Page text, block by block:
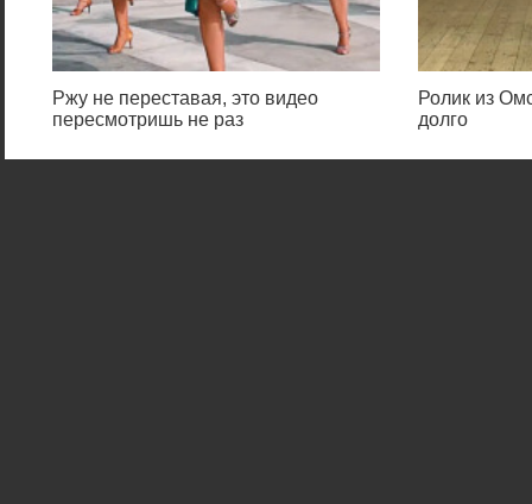
Ржу не переставая, это видео
пересмотришь не раз
Ролик из
долго